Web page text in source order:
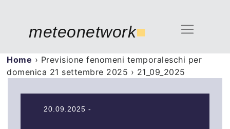
meteonetwork■
Home › Previsione fenomeni temporaleschi per
domenica 21 settembre 2025 › 21_09_2025
20.09.2025 -